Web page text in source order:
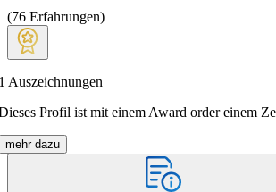
(76 Erfahrungen)
Auszeichnungen
Profil ist mit einem Award order einem
mehr dazu